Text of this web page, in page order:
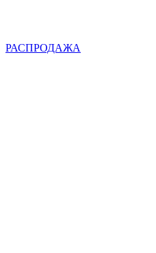
РАСПРОДАЖА